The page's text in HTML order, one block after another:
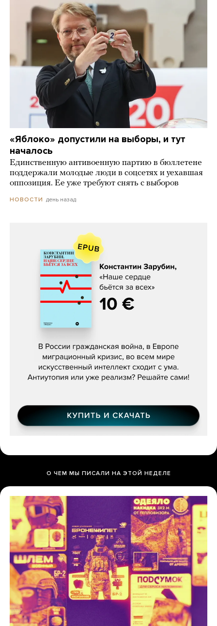
«Яблоко» допустили на выборы, и тут
началось
Единственную антивоенную партию в бюллетене
поддержали молодые люди в соцсетях и уехавшая
оппозиция. Ее уже требуют снять с выборов
НОВОСТИ день назад
Константин Зарубин, «Наше сердце
О ЧЕМ МЫ ПИСАЛИ НА ЭТОЙ НЕДЕЛЕ